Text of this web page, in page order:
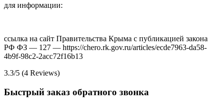
для информации:
ссылка на сайт Правительства Крыма с публикацией закона
РФ ФЗ — 127 — https://chero.rk.gov.ru/articles/ecde7963-da58-
4b9f-98c2-2acc72f16b13
3.3/5 (4 Reviews)
Быстрый заказ обратного звонка